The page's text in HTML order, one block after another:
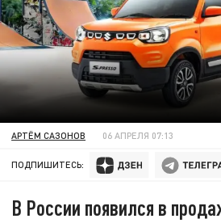
АРТЁМ САЗОНОВ 06 АПРЕЛЯ 07:13
ПОДПИШИТЕСЬ:
В России появился в